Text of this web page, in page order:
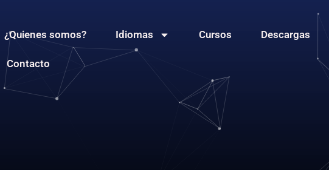
¿Quienes somos? Idiomas Cursos Descargas
Contacto